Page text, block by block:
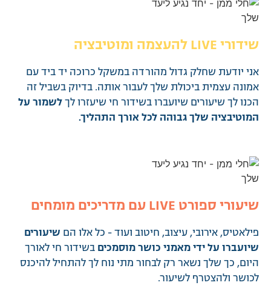
שידורי LIVE להעצמה ומוטיבציה
אני יודעת שחלק גדול מהורדה במשקל כרוכה יד ביד עם
אמונה עצמית ביכולת שלך לעבור אותה. בדיוק בשביל זה
הכנו לך שיעורים שיועברו בשידור חי שיעזרו לךלשמור על
המוטיבציה שלך גבוהה לכל אורך התהליך.
שיעורי ספורט LIVE עם מדריכים מומחים
פילאטיס, אירובי, עיצוב, חיטוב ועוד - כל אלו הם שיעורים
שיועברו על ידי מאמני כושר מוסמכים בשידור חי לאורך
היום, כך שלך נשאר רק לבחור מתי נוח לך להתחיל להיכנס
לכושר ולהצטרף לשיעור.